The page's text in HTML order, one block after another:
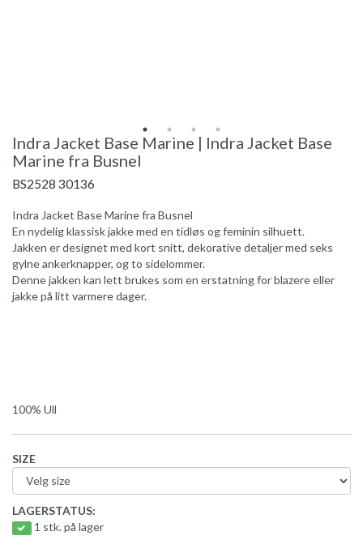
Indra Jacket Base Marine | Indra Jacket Base
Marine fra Busnel
BS2528 30136
Indra Jacket Base Marine fra Busnel
En nydelig klassisk jakke med en tidløs og feminin silhuett.
Jakken er designet med kort snitt, dekorative detaljer med seks
gylne ankerknapper, og to sidelommer.
Denne jakken kan lett brukes som en erstatning for blazere eller
jakke på litt varmere dager.
100% Ull
SIZE
LAGERSTATUS:
1 stk. på lager